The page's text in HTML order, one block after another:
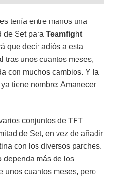
tenía entre manos una
de Set para Teamfight
que decir adiós a esta
tras unos cuantos meses,
con muchos cambios. Y la
tiene nombre: Amanecer
conjuntos de TFT
de Set, en vez de añadir
con los diversos parches.
dependa más de los
unos cuantos meses, pero